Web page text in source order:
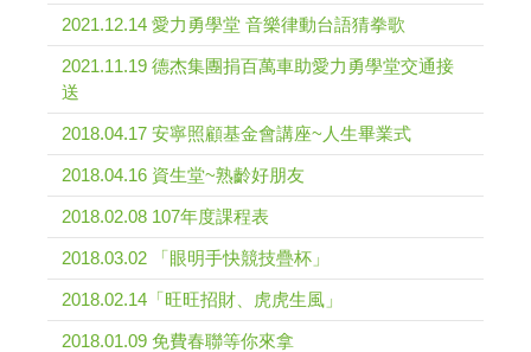
2021.12.14 愛力勇學堂 音樂律動台語猜拳歌
2021.11.19 德杰集團捐百萬車助愛力勇學堂交通接
送
2018.04.17 安寧照顧基金會講座~人生畢業式
2018.04.16 資生堂~熟齡好朋友
2018.02.08 107年度課程表
2018.03.02 「眼明手快競技疊杯」
2018.02.14「旺旺招財、虎虎生風」
2018.01.09 免費春聯等你來拿